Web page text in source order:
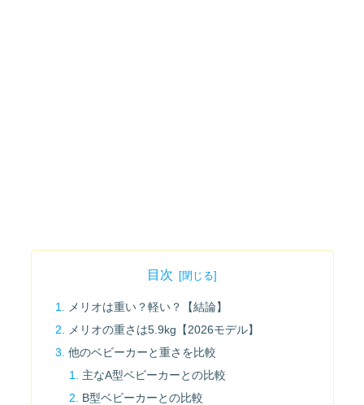
目次
メリオは重い？軽い？【結論】
メリオの重さは5.9kg【2026モデル】
他のベビーカーと重さを比較
主なA型ベビーカーとの比較
B型ベビーカーとの比較